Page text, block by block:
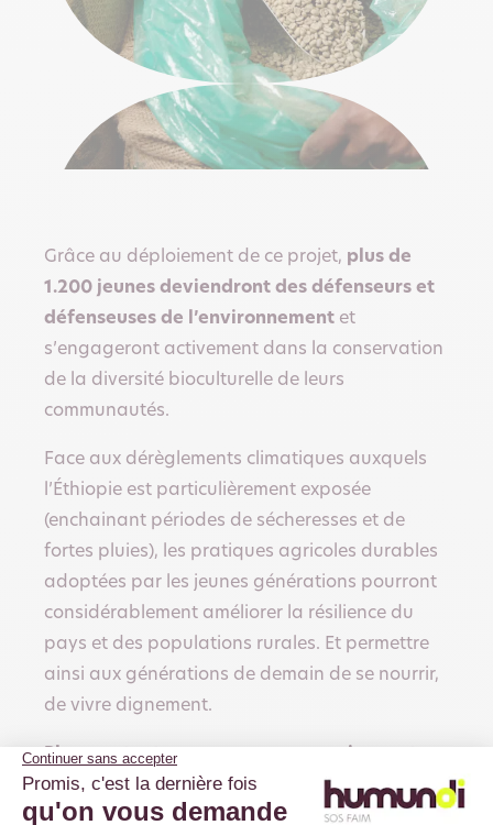
Grâce au déploiement de ce projet, plus de
1.200 jeunes deviendront des défenseurs et
défenseuses de l’environnement et
s’engageront activement dans la conservation
de la diversité bioculturelle de leurs
communautés.
Face aux dérèglements climatiques auxquels
l’Éthiopie est particulièrement exposée
(enchainant périodes de sécheresses et de
fortes pluies), les pratiques agricoles durables
adoptées par les jeunes générations pourront
considérablement améliorer la résilience du
pays et des populations rurales. Et permettre
ainsi aux générations de demain de se nourrir,
de vivre dignement.
Plus que tout, nous sommes convaincus et
convaincues que soutenir la jeunesse c’est
porter l’espoir d’un monde sans faim.